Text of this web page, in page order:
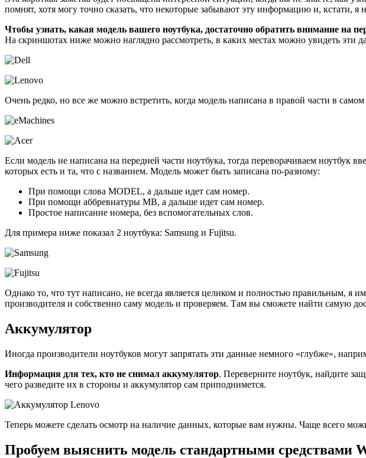
помнят, хотя могу точно сказать, что некоторые забывают эту информацию и, кстати,
Чтобы узнать, какая модель вашего ноутбука, достаточно обратить внимание на
На скриншотах ниже можно наглядно рассмотреть, в каких местах можно увидеть эти
Очень редко, но все же можно встретить, когда модель написана в правой части в
Если модель не написана на передней части ноутбука, тогда переворачиваем ноутбук
которых есть и та, что с названием. Модель может быть записана по-разному:
При помощи слова MODEL, а дальше идет сам номер.
При помощи аббревиатуры MB, а дальше идет сам номер.
Простое написание номера, без вспомогательных слов.
Для примера ниже показал 2 ноутбука: Samsung и Fujitsu.
Однако то, что тут написано, не всегда является целиком и полностью правильным, я
производителя и собственно саму модель и проверяем. Там вы сможете найти самую
Аккумулятор
Иногда производители ноутбуков могут запрятать эти данные немного «глубже»,
Информация для тех, кто не снимал аккумулятор. Переверните ноутбук, найдите
чего разведите их в стороны и аккумулятор сам приподнимется.
Теперь можете сделать осмотр на наличие данных, которые вам нужны. Чаще всего
Пробуем выяснить модель стандартными средствами